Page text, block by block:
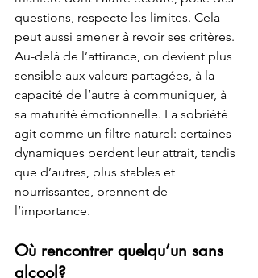
questions, respecte les limites. Cela
peut aussi amener à revoir ses critères.
Au-delà de l’attirance, on devient plus
sensible aux valeurs partagées, à la
capacité de l’autre à communiquer, à
sa maturité émotionnelle. La sobriété
agit comme un filtre naturel: certaines
dynamiques perdent leur attrait, tandis
que d’autres, plus stables et
nourrissantes, prennent de
l’importance.
Où rencontrer quelqu’un sans
alcool?